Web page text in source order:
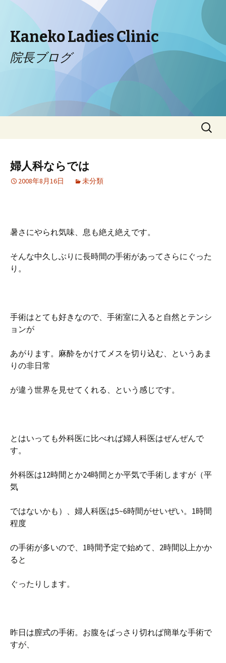
Kaneko Ladies Clinic
院長ブログ
検
婦人科ならでは
2008年8月16日 未分類
暑さにやられ気味、息も絶え絶えです。
そんな中久しぶりに長時間の手術があってさらにぐった
り。
手術はとても好きなので、手術室に入ると自然とテンシ
ョンが
あがります。麻酔をかけてメスを切り込む、というあま
りの非日常
が違う世界を見せてくれる、という感じです。
とはいっても外科医に比べれば婦人科医はぜんぜんで
す。
外科医は12時間とか24時間とか平気で手術しますが（平
気
ではないかも）、婦人科医は5~6時間がせいぜい。1時間
程度
の手術が多いので、1時間予定で始めて、2時間以上かか
ると
ぐったりします。
昨日は膣式の手術。お腹をばっさり切れば簡単な手術で
すが、